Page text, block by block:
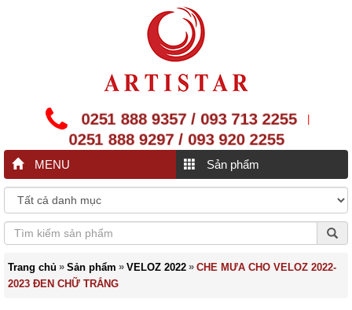
0251 888 9357 / 093 713 2255
0251 888 9297 / 093 920 2255
MENU Sản phẩm
Trang chủ » Sản phẩm » VELOZ 2022 » CHE MƯA CHO VELOZ 2022-
2023 ĐEN CHỮ TRẮNG